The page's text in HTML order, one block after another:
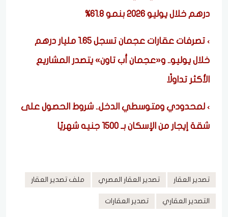
درهم خلال يوليو 2026 بنمو 61.8%
تصرفات عقارات عجمان تسجل 1.65 مليار درهم
خلال يوليو.. و«عجمان أب تاون» يتصدر المشاريع
الأكثر تداولًا
لمحدودي ومتوسطي الدخل.. شروط الحصول على
شقة إيجار من الإسكان بـ 1500 جنيه شهريًا
تصدير العقار تصدير العقار المصري ملف تصدير العقار
التصدير العقاري تصدير العقارات